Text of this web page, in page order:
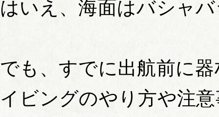
はいえ、海面はバシャ
でも、すでに出航前に
イビングのやり方や注